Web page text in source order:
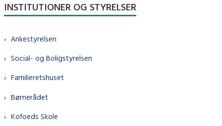
INSTITUTIONER OG STYRELSER
Ankestyrelsen
Social- og Boligstyrelsen
Familieretshuset
Børnerådet
Kofoeds Skole